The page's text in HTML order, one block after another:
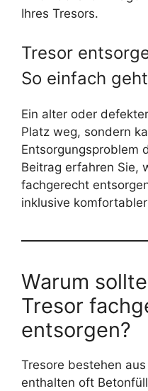
Ihres Tresors.
Tresor
So einfach
Ein alter oder
Platz weg, sondern
Entsorgungsproblem
Beitrag erfahren Sie,
fachgerecht
inklusive
Warum
Tresor
entsorgen?
Tresore bestehen
enthalten oft